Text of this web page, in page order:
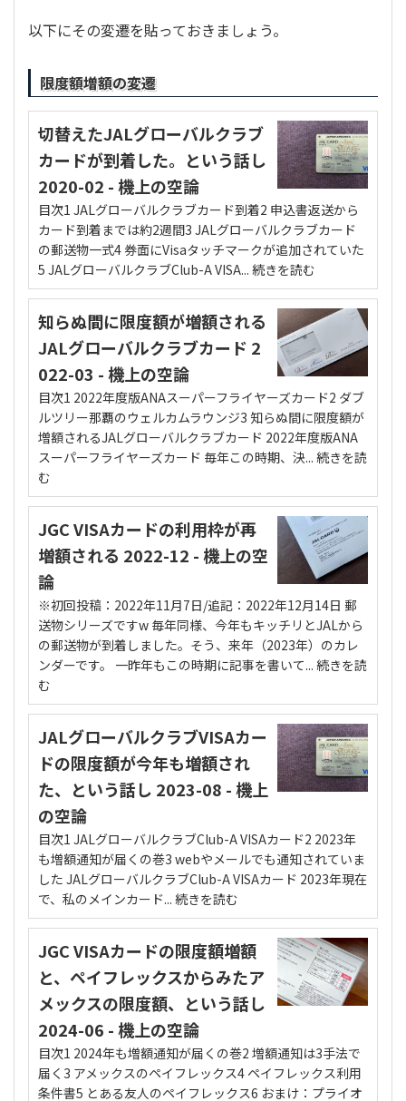
以下にその変遷を貼っておきましょう。
限度額増額の変遷